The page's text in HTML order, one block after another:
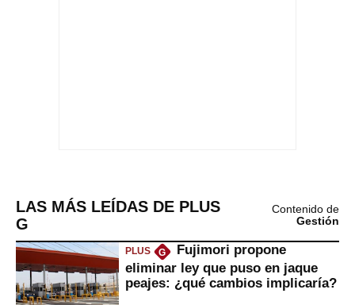
LAS MÁS LEÍDAS DE PLUS
G
Contenido de
Gestión
PLUS G
Fujimori propone
eliminar ley que puso en jaque
peajes: ¿qué cambios implicaría?